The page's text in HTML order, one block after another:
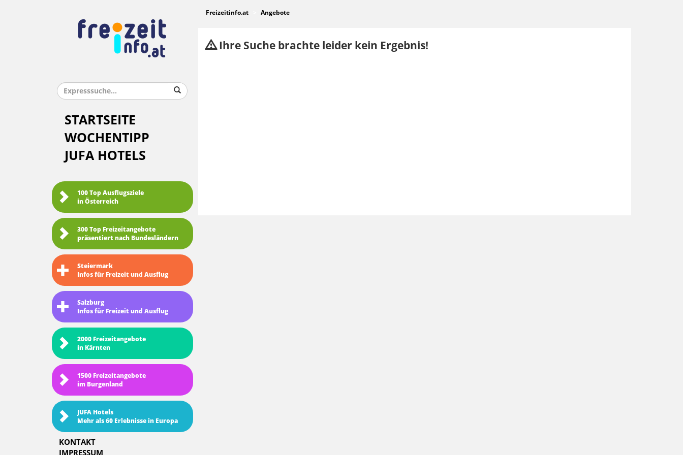
STARTSEITE
WOCHENTIPP
JUFA HOTELS
100 Top Ausflugsziele
in Österreich
300 Top Freizeitangebote
präsentiert nach Bundesländern
Steiermark
Infos für Freizeit und Ausflug
Salzburg
Infos für Freizeit und Ausflug
2000 Freizeitangebote
in Kärnten
1500 Freizeitangebote
im Burgenland
JUFA Hotels
Mehr als 60 Erlebnisse in Europa
KONTAKT
IMPRESSUM
Freizeitinfo.at Angebote
Ihre Suche brachte leider kein Ergebnis!